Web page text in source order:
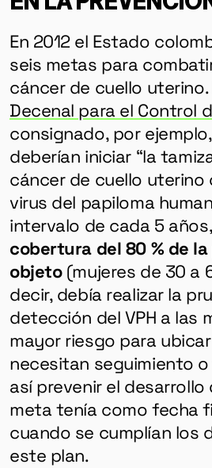
HERRAMIENTAS
SOBRE MUTANTE
DONACIONES
ESPECIALES
En 2012 el Estado
seis metas para
cáncer de cuello uterino.
Decenal para el Control
consignado, por
deberían iniciar “la
cáncer de cuello uterino
virus del papiloma
intervalo de cada 5
cobertura del 80 % de
objeto(mujeres de 30 a
decir, debía realizar la
detección del VPH a las
mayor riesgo para
necesitan seguimiento
así prevenir el desarrollo
meta tenía como fecha
cuando se cumplían los
este plan.